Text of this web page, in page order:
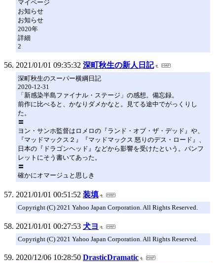
マイページ
お知らせ
お知らせ
2020年
詳細
2
2021/01/01 09:35:32 深町秋生の新人日記
深町秋生のスーパー横綱日記
2020-12-31
「新感染半島ファイナル・ステージ」の感想。備忘録。
前作に比べると、かなりダメかなと。見てる途中でがっくりし
た。
〓
ヨン・サンホ監督はロメロの『ランド・オブ・ザ・デッド』や、
『マッドマックス２』『マッドマックス 怒りのデス・ロード』、
日本の『ドラゴンヘッド』などから影響を受けたという。パンフ
レットにそう書いてあった。
〓
確かにオマージュと思しき
2021/01/01 00:51:52 装填
Copyright (C) 2021 Yahoo Japan Corporation. All Rights Reserved.
2021/01/01 00:27:53 犬ヨ
Copyright (C) 2021 Yahoo Japan Corporation. All Rights Reserved.
2020/12/06 10:28:50 DrasticDramatic